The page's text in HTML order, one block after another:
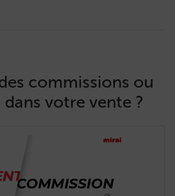
commissions ou
votre vente ?